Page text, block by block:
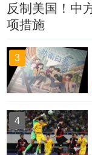
反制美国！中
项措施
3
4